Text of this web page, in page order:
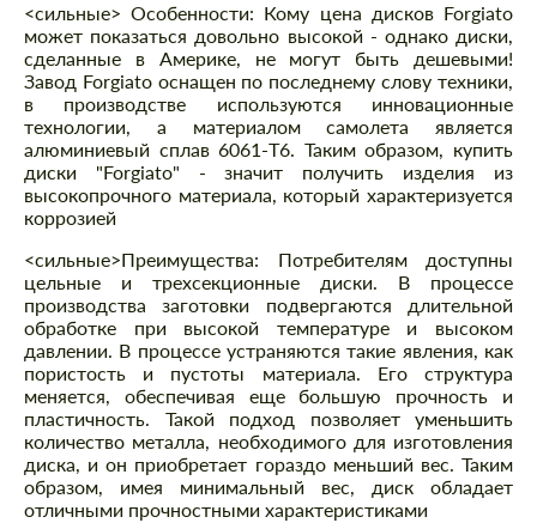
<сильные> Особенности: Кому цена дисков Forgiato
может показаться довольно высокой - однако диски,
сделанные в Америке, не могут быть дешевыми!
Завод Forgiato оснащен по последнему слову техники,
в производстве используются инновационные
технологии, а материалом самолета является
алюминиевый сплав 6061-T6. Таким образом, купить
диски "Forgiato" - значит получить изделия из
высокопрочного материала, который характеризуется
коррозией
<сильные>Преимущества: Потребителям доступны
цельные и трехсекционные диски. В процессе
производства заготовки подвергаются длительной
обработке при высокой температуре и высоком
давлении. В процессе устраняются такие явления, как
пористость и пустоты материала. Его структура
меняется, обеспечивая еще большую прочность и
пластичность. Такой подход позволяет уменьшить
количество металла, необходимого для изготовления
диска, и он приобретает гораздо меньший вес. Таким
образом, имея минимальный вес, диск обладает
отличными прочностными характеристиками